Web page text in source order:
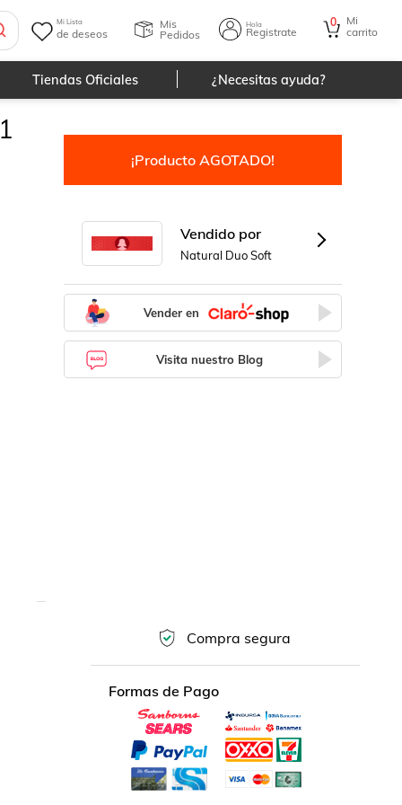
Mi Lista
de deseos
Mis
Pedidos
Hola
Registrate
0
Mi
carrito
Tiendas Oficiales ¿Necesitas ayuda?
¡Producto AGOTADO!
Vendido por
Natural Duo Soft
Vender en
Visita nuestro Blog
Compra segura
Formas de Pago